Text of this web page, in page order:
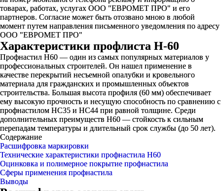
товарах, работах, услугах ООО "ЕВРОМЕТ ПРО" и его
партнеров. Согласие может быть отозвано мною в любой
момент путем направления письменного уведомления по адресу
ООО "ЕВРОМЕТ ПРО"
Характеристики профлиста Н-60
Профнастил Н60 — один из самых популярных материалов у
профессиональных строителей. Он нашел применение в
качестве перекрытий несъемной опалубки и кровельного
материала для гражданских и промышленных объектов
строительства. Большая высота профиля (60 мм) обеспечивает
ему высокую прочность и несущую способность по сравнению с
профнастилом НС35 и НС44 при равной толщине. Среди
дополнительных преимуществ Н60 — стойкость к сильным
перепадам температуры и длительный срок службы (до 50 лет).
Содержание
Расшифровка маркировки
Технические характеристики профнастила Н60
Оцинковка и полимерное покрытие профнастила
Сферы применения профнастила
Выводы